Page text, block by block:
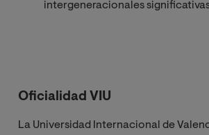
intergeneracionales
Oficialidad VIU
La Universidad Internacional de